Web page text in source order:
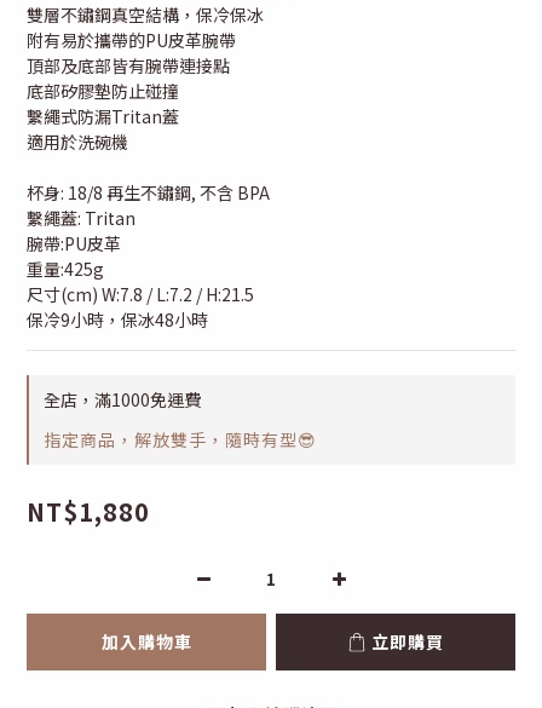
雙層不鏽鋼真空結構，保冷保冰
附有易於攜帶的PU皮革腕帶
頂部及底部皆有腕帶連接點
底部矽膠墊防止碰撞
繫繩式防漏Tritan蓋
適用於洗碗機
杯身: 18/8 再生不鏽鋼, 不含 BPA
繫繩蓋: Tritan
腕帶:PU皮革
重量:425g
尺寸(cm) W:7.8 / L:7.2 / H:21.5
保冷9小時，保冰48小時
全店，滿1000免運費
指定商品，解放雙手，隨時有型😎
NT$1,880
加入購物車 立即購買